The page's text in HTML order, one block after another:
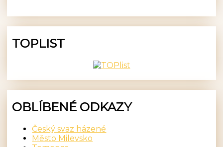
TOPLIST
OBLÍBENÉ ODKAZY
Český svaz házené
Město Milevsko